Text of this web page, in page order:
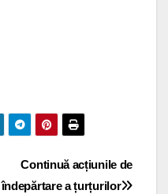
Continuă acțiunile de
îndepărtare a țurțurilor